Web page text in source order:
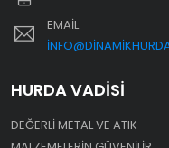
EMAIL
HURDA VADISI
DEĞERLI METAL VE ATIK